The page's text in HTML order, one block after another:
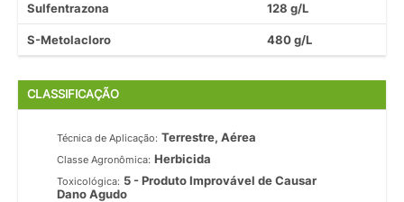
Sulfentrazona 128 g/L
S-Metolacloro 480 g/L
CLASSIFICAÇÃO
Técnica de Aplicação: Terrestre, Aérea
Classe Agronômica: Herbicida
Toxicológica: 5 - Produto Improvável de Causar
Dano Agudo